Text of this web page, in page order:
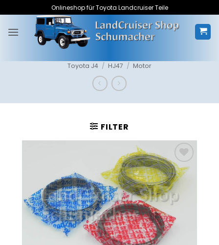
Inhalt
springen
Onlineshop für Toyota Landcruiser Teile
Toyota J4 / HJ47 / Motor
FILTER
Zum
Merkzettel
hinzufügen